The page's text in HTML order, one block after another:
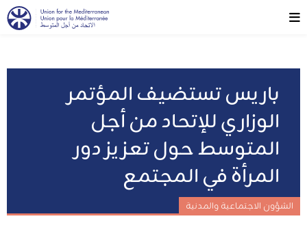
باريس تستضيف المؤتمر
الوزاري للإتحاد من أجل
المتوسط حول تعزيز دور
المرأة في المجتمع
الشؤون الاجتماعية والمدنية